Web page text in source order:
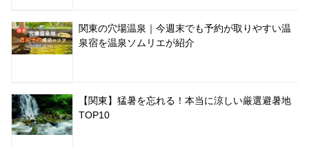
関東の穴場温泉｜今週末でも予約が取りやすい温
泉宿を温泉ソムリエが紹介
【関東】猛暑を忘れる！本当に涼しい厳選避暑地
TOP10